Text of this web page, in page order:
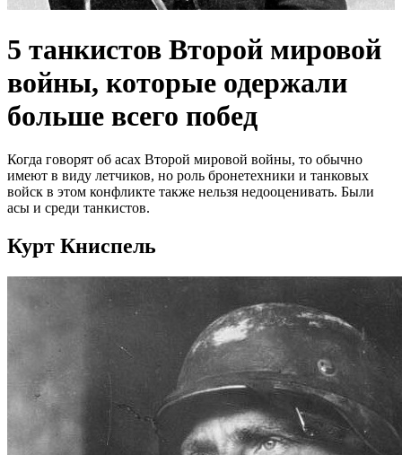
5 танкистов Второй мировой
войны, которые одержали
больше всего побед
Когда говорят об асах Второй мировой войны, то обычно
имеют в виду летчиков, но роль бронетехники и танковых
войск в этом конфликте также нельзя недооценивать. Были
асы и среди танкистов.
Курт Книспель